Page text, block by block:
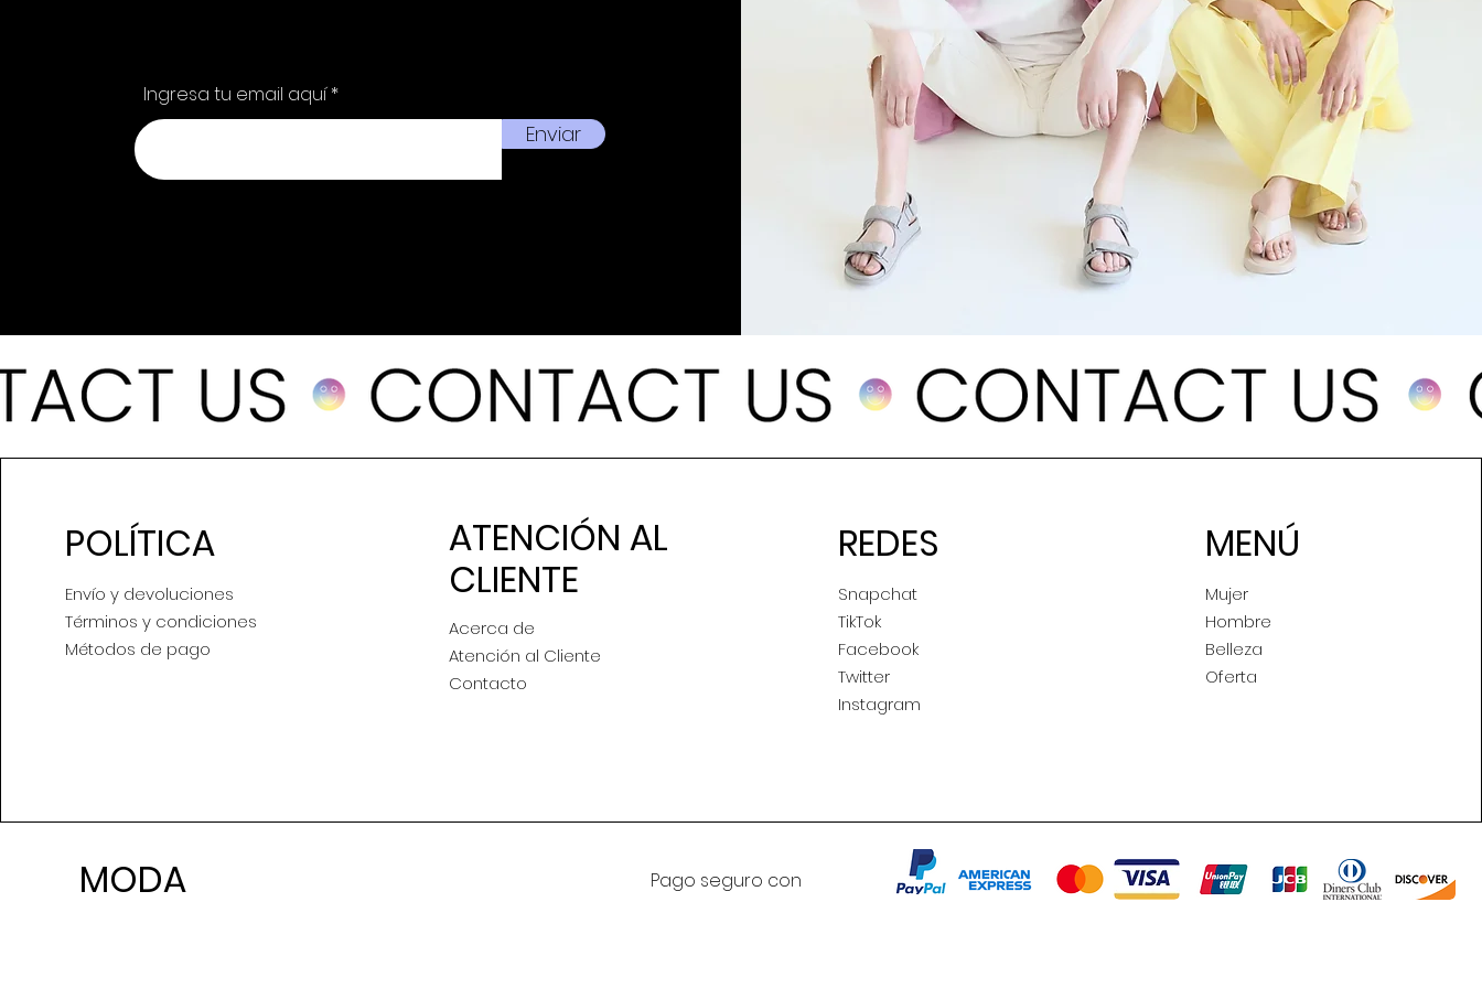
Ingresa tu email aquí
Enviar
POLÍTICA
Envío y devoluciones
Términos y condiciones
Métodos de pago
ATENCIÓN AL
CLIENTE
Acerca de
Atención al Cliente
Contacto
REDES
Snapchat
TikTok
Facebook
Twitter
Instagram
MENÚ
Mujer
Hombre
Belleza
Oferta
MODA Pago seguro con